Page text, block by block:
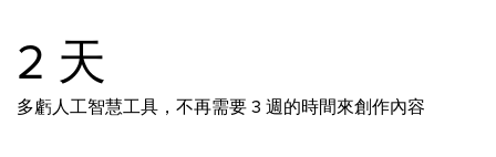
2 天
多虧人工智慧工具，不再需要 3 週的時間來創作內容